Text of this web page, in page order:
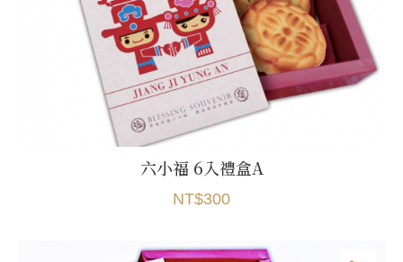
六小福 6入禮盒A
NT$300